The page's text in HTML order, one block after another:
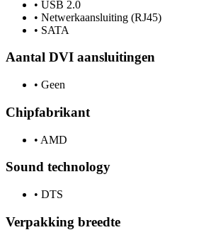
• USB 2.0
• Netwerkaansluiting (RJ45)
• SATA
Aantal DVI aansluitingen
• Geen
Chipfabrikant
• AMD
Sound technology
• DTS
Verpakking breedte